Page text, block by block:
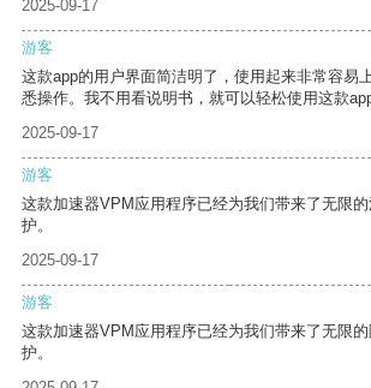
2025-09-17
游客
这款app的用户界面简洁明了，使用起来非常容易
悉操作。我不用看说明书，就可以轻松使用这款app
2025-09-17
游客
这款加速器VPM应用程序已经为我们带来了无限
护。
2025-09-17
游客
这款加速器VPM应用程序已经为我们带来了无限
护。